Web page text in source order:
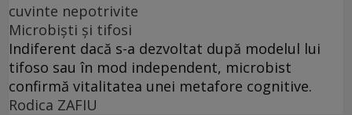
cuvinte nepotrivite
Microbiști și tifosi
Indiferent dacă s-a dezvoltat după modelul lui
tifoso sau în mod independent, microbist
confirmă vitalitatea unei metafore cognitive.
Rodica ZAFIU